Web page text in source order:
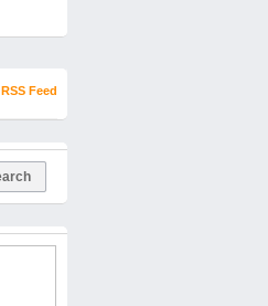
RSS Feed